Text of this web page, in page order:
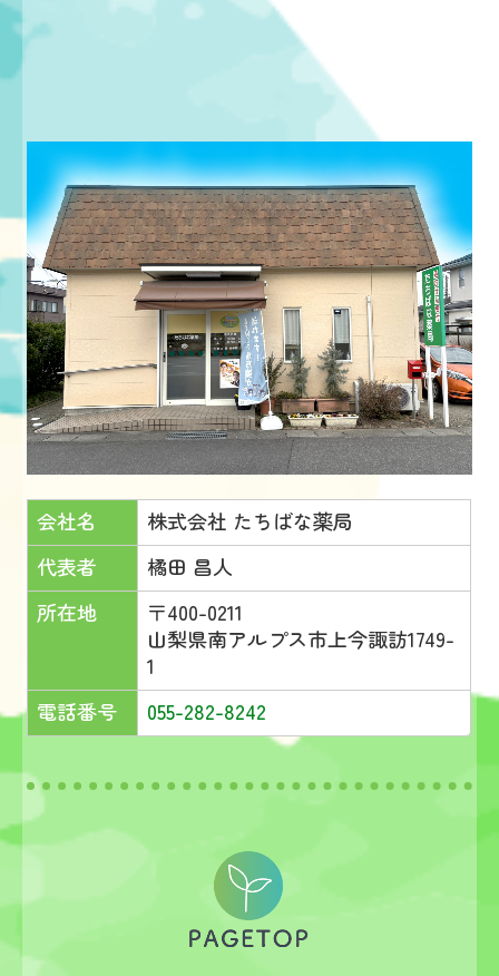
会社名
株式会社 たちばな薬局
代表者
橘田 昌人
所在地
〒400-0211
山梨県南アルプス市上今諏訪1749-
1
電話番号
055-282-8242